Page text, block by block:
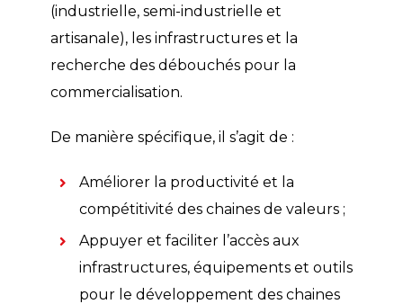
(industrielle, semi-industrielle et
artisanale), les infrastructures et la
recherche des débouchés pour la
commercialisation.
De manière spécifique, il s’agit de :
Améliorer la productivité et la
compétitivité des chaines de valeurs ;
Appuyer et faciliter l’accès aux
infrastructures, équipements et outils
pour le développement des chaines